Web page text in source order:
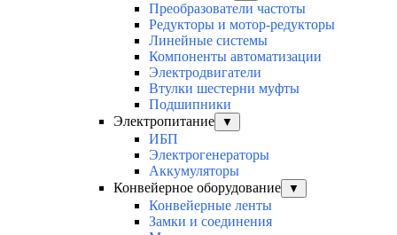
Преобразователи частоты
Редукторы и мотор-редукторы
Линейные системы
Компоненты автоматизации
Электродвигатели
Втулки шестерни муфты
Подшипники
Электропитание
▼
ИБП
Электрогенераторы
Аккумуляторы
Конвейерное оборудование
▼
Конвейерные ленты
Замки и соединения